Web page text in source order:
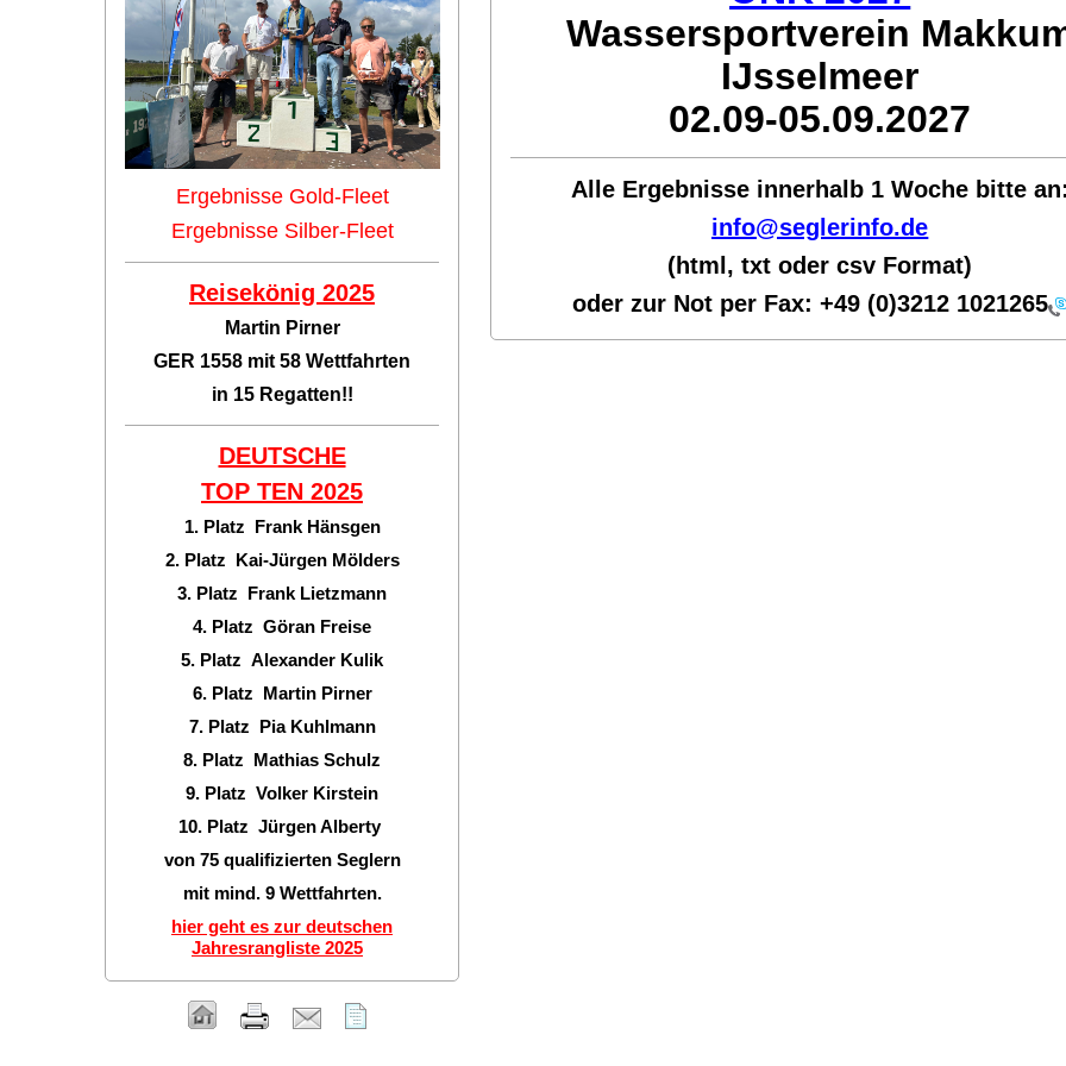
Wassersportverein
IJsselmeer
02.09-05.09.2027
Alle Ergebnisse innerhalb 1 Woche bitte
info@seglerinfo.de
(html, txt oder csv Format)
oder zur Not per Fax:+49 (0)3212 1021265
Ergebnisse Gold-Fleet
Ergebnisse Silber-Fleet
Reisekönig 2025
Martin Pirner
GER 1558 mit 58 Wettfahrten
in 15 Regatten!!
DEUTSCHE
TOP TEN 2025
1. Platz Frank Hänsgen
2. Platz Kai-Jürgen Mölders
3. Platz Frank Lietzmann
4. Platz Göran Freise
5. Platz Alexander Kulik
6. Platz Martin Pirner
7. Platz Pia Kuhlmann
8. Platz Mathias Schulz
9. Platz Volker Kirstein
10. Platz Jürgen Alberty
von 75 qualifizierten Seglern
mit mind. 9 Wettfahrten.
hier geht es zur deutschen
Jahresrangliste 2025